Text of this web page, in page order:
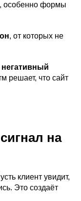
, особенно формы
, от которых не
негативный
решает, что сайт
на
клиент увидит,
Это создаёт